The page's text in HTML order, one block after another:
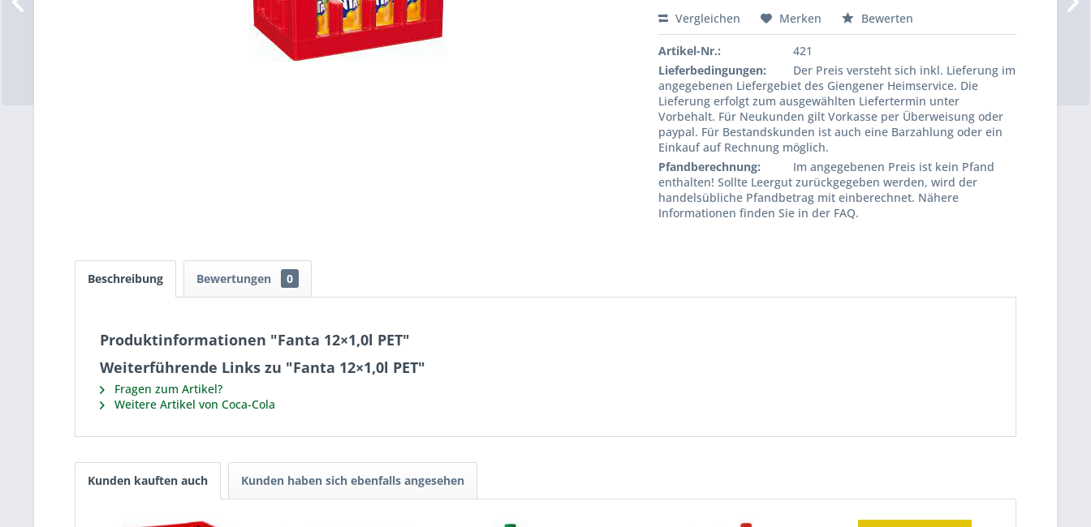
Vergleichen Merken Bewerten
Artikel-Nr.:
421
Lieferbedingungen:
Der Preis versteht sich inkl. Lieferung im
angegebenen Liefergebiet des Giengener Heimservice. Die
Lieferung erfolgt zum ausgewählten Liefertermin unter
Vorbehalt. Für Neukunden gilt Vorkasse per Überweisung oder
paypal. Für Bestandskunden ist auch eine Barzahlung oder ein
Einkauf auf Rechnung möglich.
Pfandberechnung:
Im angegebenen Preis ist kein Pfand
enthalten! Sollte Leergut zurückgegeben werden, wird der
handelsübliche Pfandbetrag mit einberechnet. Nähere
Informationen finden Sie in der FAQ.
Beschreibung Bewertungen 0
Produktinformationen "Fanta 12×1,0l PET"
Weiterführende Links zu "Fanta 12×1,0l PET"
Fragen zum Artikel?
Weitere Artikel von Coca-Cola
Kunden kauften auch Kunden haben sich ebenfalls angesehen